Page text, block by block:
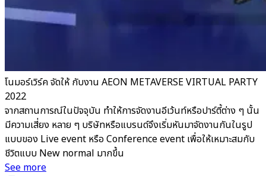
โนมอร์เวิร์ค จัดให้ กับงาน AEON METAVERSE VIRTUAL PARTY
2022
จากสถานการณ์ในปัจจุบัน ทำให้การจัดงานอีเว้นท์หรือปาร์ตี้ต่าง ๆ นั้น
มีความเสี่ยง หลาย ๆ บริษัทหรือแบรนด์จึงเริ่มหันมาจัดงานกันในรูป
แบบของ Live event หรือ Conference event เพื่อให้เหมาะสมกับ
ชีวิตแบบ New normal มากขึ้น
See more